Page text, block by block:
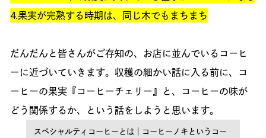
4.果実が完熟する時期は、同じ木でもまちまち
だんだんと皆さんがご存知の、お店に並んでいるコーヒ
ーに近づいていきます。収穫の細かい話に入る前に、コ
ーヒーの果実『コーヒーチェリー』と、コーヒーの味が
どう関係するか、という話をしようと思います。
スペシャルティコーヒーとは｜コーヒーノキというコー